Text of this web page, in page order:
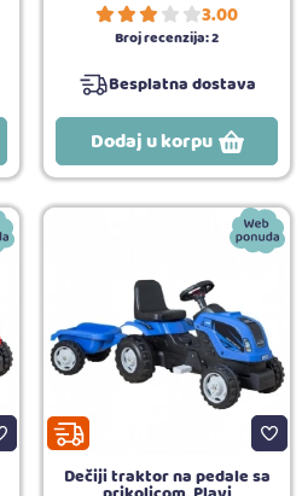
3.00
Broj recenzija:2
Besplatna dostava
Dodaj u korpu
Dečiji traktor na pedale sa